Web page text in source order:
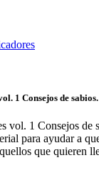
1 Consejos de sabios.
vol. 1 Consejos de
para ayudar a
que quieren